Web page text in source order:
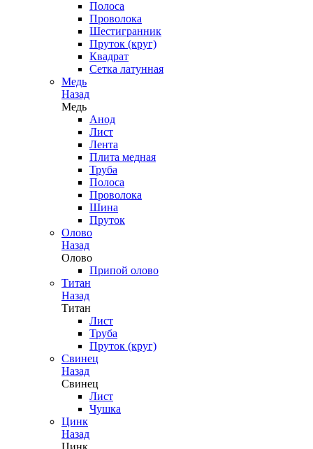
Полоса
Проволока
Шестигранник
Пруток (круг)
Квадрат
Сетка латунная
Медь
Назад
Медь
Анод
Лист
Лента
Плита медная
Труба
Полоса
Проволока
Шина
Пруток
Олово
Назад
Олово
Припой олово
Титан
Назад
Титан
Лист
Труба
Пруток (круг)
Свинец
Назад
Свинец
Лист
Чушка
Цинк
Назад
Цинк